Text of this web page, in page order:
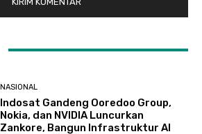
NASIONAL
Indosat Gandeng Ooredoo Group,
Nokia, dan NVIDIA Luncurkan
Zankore, Bangun Infrastruktur AI